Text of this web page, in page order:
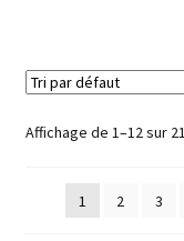
Affichage de 1–12 sur
1 2 3